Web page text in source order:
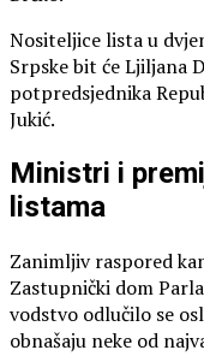
Nositeljice lista u
Srpske bit će Ljiljana
potpredsjednika
Jukić.
Ministri i
listama
Zanimljiv raspored
Zastupnički dom
vodstvo odlučilo se
obnašaju neke od